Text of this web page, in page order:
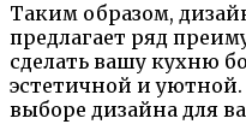
Таким образом,
предлагает ряд
сделать вашу кухню
эстетичной и
выборе дизайна для